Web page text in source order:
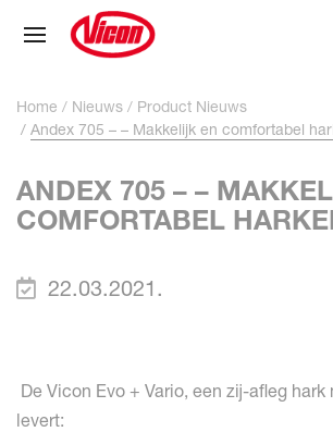
Skip to
Home Nieuws
Product Nieuws
Andex 705 – – Makkelijk en comfortabel
ANDEX 705 – –
COMFORTABEL
22.03.2021.
De Vicon Evo + Vario, een zij-afleg
levert:
Cookies beheer paneel